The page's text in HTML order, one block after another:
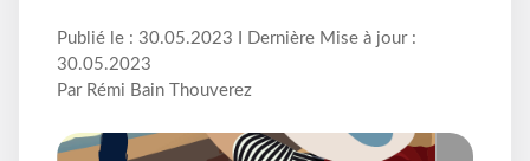
Publié le : 30.05.2023 I Dernière Mise à jour :
30.05.2023
Par Rémi Bain Thouverez